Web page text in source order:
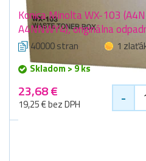
Konica Minolta WX-103
A4NNWY4), originálna
40000 stran
1
Skladom > 9 ks
23,68 €
19,25 € bez DPH -